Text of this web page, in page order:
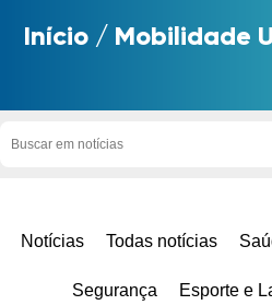
Início / Mobilidade
Notícias Todas notícias
Segurança Esporte e